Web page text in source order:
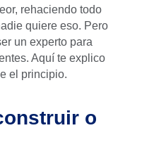
rehaciendo todo
quiere eso. Pero
un experto para
Aquí te explico
el principio.
o